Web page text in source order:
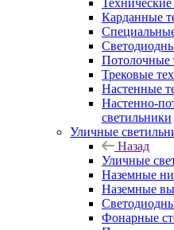
Карданные
Потолочные
Трековые
Настенные
Настенно-
светильники
Уличные
Назад
Уличные
Наземные
Наземные
Фонарные